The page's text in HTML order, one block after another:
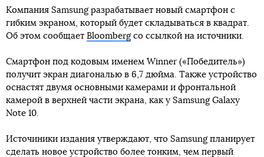
Компания Samsung разрабатывает новый смартфон с
гибким экраном, который будет складываться в квадрат.
Об этом сообщает Bloombergсо ссылкой на источники.
Смартфон под кодовым именем Winner («Победитель»)
получит экран диагональю в 6,7 дюйма. Также устройство
оснастят двумя основными камерами и фронтальной
камерой в верхней части экрана, как у Samsung Galaxy
Note 10.
Источиники издания утверждают, что Samsung планирует
сделать новое устройство более тонким, чем первый